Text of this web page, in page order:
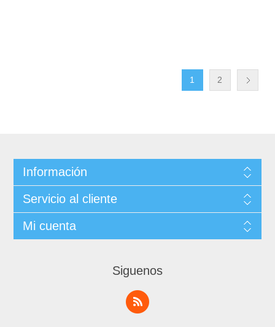
1 2
Información
Servicio al cliente
Mi cuenta
Siguenos